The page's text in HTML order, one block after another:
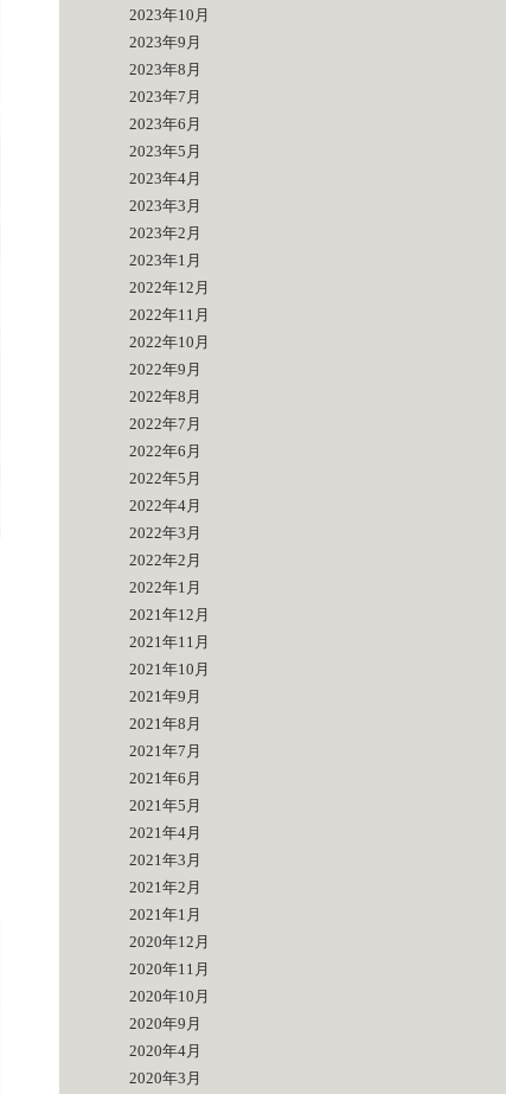
2023年10月
2023年9月
2023年8月
2023年7月
2023年6月
2023年5月
2023年4月
2023年3月
2023年2月
2023年1月
2022年12月
2022年11月
2022年10月
2022年9月
2022年8月
2022年7月
2022年6月
2022年5月
2022年4月
2022年3月
2022年2月
2022年1月
2021年12月
2021年11月
2021年10月
2021年9月
2021年8月
2021年7月
2021年6月
2021年5月
2021年4月
2021年3月
2021年2月
2021年1月
2020年12月
2020年11月
2020年10月
2020年9月
2020年4月
2020年3月